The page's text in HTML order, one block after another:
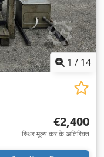
1 / 14
€2,400
स्थिर मूल्य कर के अतिरिक्त